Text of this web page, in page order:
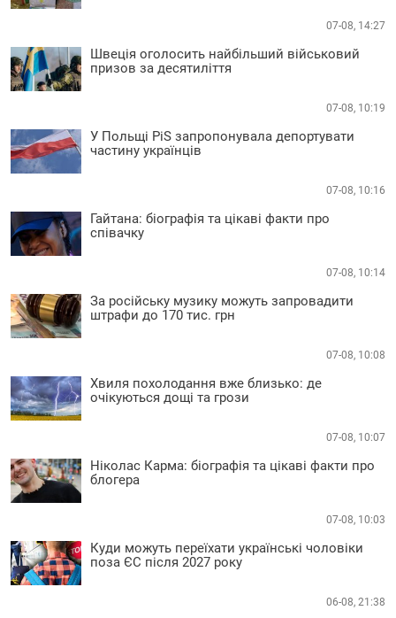
07-08, 14:27
Швеція оголосить найбільший військовий
призов за десятиліття
07-08, 10:19
У Польщі PiS запропонувала депортувати
частину українців
07-08, 10:16
Гайтана: біографія та цікаві факти про
співачку
07-08, 10:14
За російську музику можуть запровадити
штрафи до 170 тис. грн
07-08, 10:08
Хвиля похолодання вже близько: де
очікуються дощі та грози
07-08, 10:07
Ніколас Карма: біографія та цікаві факти про
блогера
07-08, 10:03
Куди можуть переїхати українські чоловіки
поза ЄС після 2027 року
06-08, 21:38